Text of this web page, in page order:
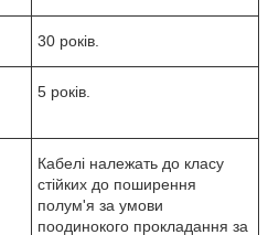
30 років.
5 років.
Кабелі належать до класу
стійких до поширення
полум'я за умови
поодинокого прокладання за